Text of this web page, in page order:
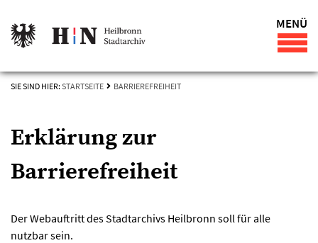
MENÜ
SIE SIND HIER: STARTSEITE BARRIEREFREIHEIT
Erklärung zur
Barrierefreiheit
Der Webauftritt des Stadtarchivs Heilbronn soll für alle
nutzbar sein.